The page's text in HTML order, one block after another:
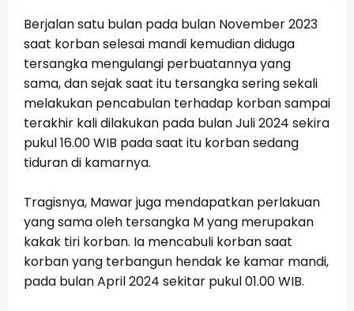
Berjalan satu bulan pada bulan November 2023
saat korban selesai mandi kemudian diduga
tersangka mengulangi perbuatannya yang
sama, dan sejak saat itu tersangka sering sekali
melakukan pencabulan terhadap korban sampai
terakhir kali dilakukan pada bulan Juli 2024 sekira
pukul 16.00 WIB pada saat itu korban sedang
tiduran di kamarnya.
Tragisnya, Mawar juga mendapatkan perlakuan
yang sama oleh tersangka M yang merupakan
kakak tiri korban. Ia mencabuli korban saat
korban yang terbangun hendak ke kamar mandi,
pada bulan April 2024 sekitar pukul 01.00 WIB.